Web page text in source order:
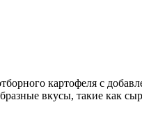
картофеля с
вкусы, такие как